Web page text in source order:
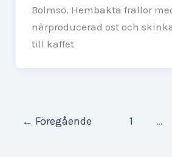
Bolmsö. Hembakta frallor
närproducerad ost och
till kaffet
← Föregående 1 …